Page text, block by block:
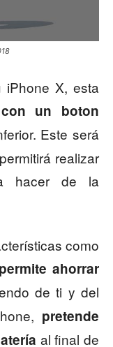
X, esta
un boton
Este será
realizar
hacer de la
como
ahorrar
de ti y del
pretende
al final de